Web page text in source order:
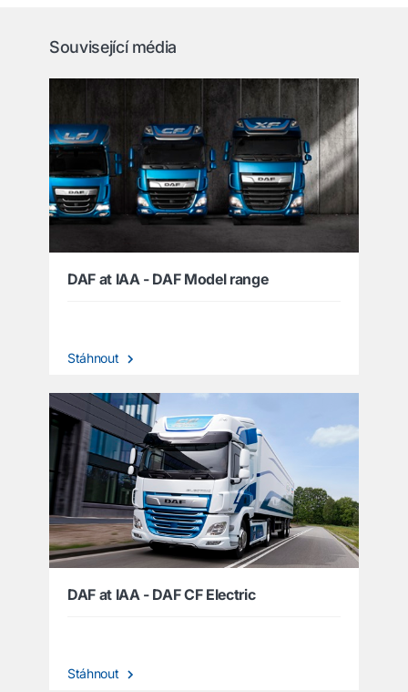
Související média
DAF at IAA - DAF Model range
Stáhnout
DAF at IAA - DAF CF Electric
Stáhnout